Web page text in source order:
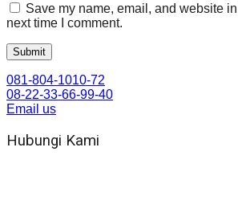
Save my name, email, and website
next time I comment.
081-804-1010-72
08-22-33-66-99-40
Email us
Hubungi Kami